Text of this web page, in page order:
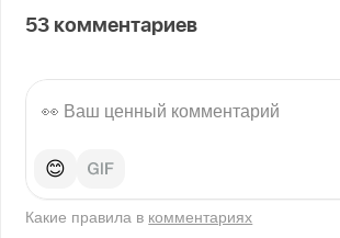
53 комментариев
😊
Какие правила в комментариях